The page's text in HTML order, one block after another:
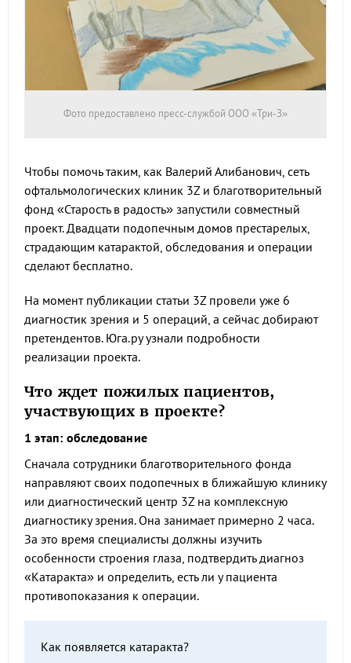
Фото предоставлено пресс-службой ООО «Три-З»
Чтобы помочь таким, как Валерий Алибанович, сеть
офтальмологических клиник 3Z и благотворительный
фонд «Старость в радость» запустили совместный
проект. Двадцати подопечным домов престарелых,
страдающим катарактой, обследования и операции
сделают бесплатно.
На момент публикации статьи 3Z провели уже 6
диагностик зрения и 5 операций, а сейчас добирают
претендентов. Юга.ру узнали подробности
реализации проекта.
Что ждет пожилых пациентов,
участвующих в проекте?
1 этап: обследование
Сначала сотрудники благотворительного фонда
направляют своих подопечных в ближайшую клинику
или диагностический центр 3Z на комплексную
диагностику зрения. Она занимает примерно 2 часа.
За это время специалисты должны изучить
особенности строения глаза, подтвердить диагноз
«Катаракта» и определить, есть ли у пациента
противопоказания к операции.
Как появляется катаракта?